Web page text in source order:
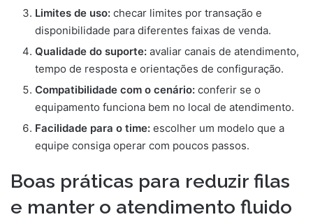
Limites de uso: checar limites por transação e
disponibilidade para diferentes faixas de venda.
Qualidade do suporte: avaliar canais de atendimento,
tempo de resposta e orientações de configuração.
Compatibilidade com o cenário: conferir se o
equipamento funciona bem no local de atendimento.
Facilidade para o time: escolher um modelo que a
equipe consiga operar com poucos passos.
Boas práticas para reduzir filas
e manter o atendimento fluido